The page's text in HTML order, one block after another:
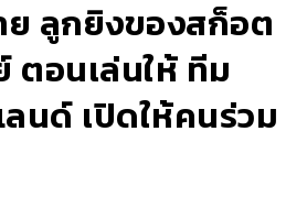
ลูกยิงของสก็อต
ตอนเล่นให้ ทีม
นด์ เปิดให้คนร่วม